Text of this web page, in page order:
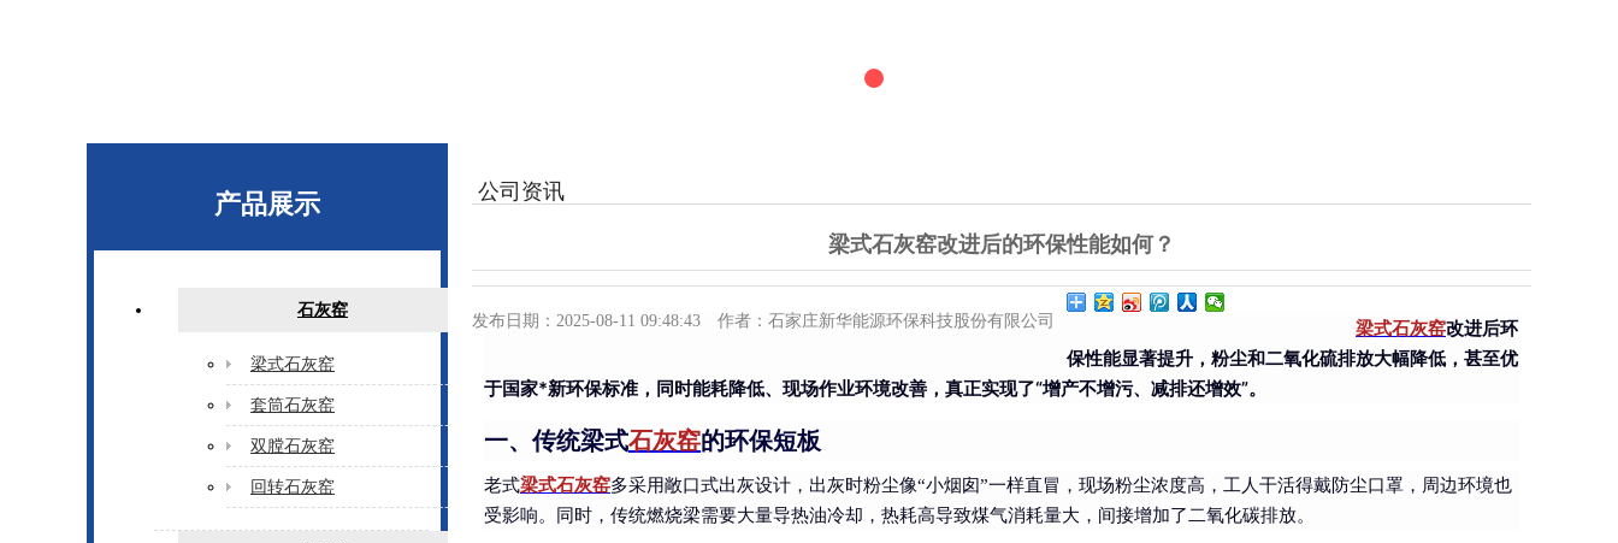
产品展示
石灰窑
梁式石灰窑
套筒石灰窑
双膛石灰窑
回转石灰窑
公司资讯
梁式石灰窑改进后的环保性能如何？
发布日期： 2025-08-11 09:48:43 作者： 石家庄新华能源环保科技股份有限公司 梁式石灰窑改进后环
保性能显著提升，粉尘和二氧化硫排放大幅降低，甚至优
于国家*新环保标准，同时能耗降低、现场作业环境改善，真正实现了“增产不增污、减排还增效”。
一、传统梁式石灰窑的环保短板
老式梁式石灰窑多采用敞口式出灰设计，出灰时粉尘像“小烟囱”一样直冒，现场粉尘浓度高，工人干活得戴防尘口罩，周边环境也
受影响。同时，传统燃烧梁需要大量导热油冷却，热耗高导致煤气消耗量大，间接增加了二氧化碳排放。